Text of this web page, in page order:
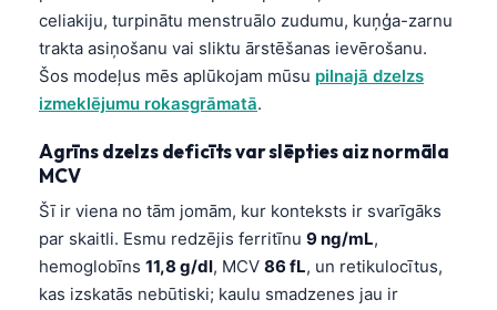
celiakiju, turpinātu menstruālo zudumu, kuņģa-zarnu
trakta asiņošanu vai sliktu ārstēšanas ievērošanu.
Šos modeļus mēs aplūkojam mūsu pilnajā dzelzs
izmeklējumu rokasgrāmatā.
Agrīns dzelzs deficīts var slēpties aiz normāla
MCV
Šī ir viena no tām jomām, kur konteksts ir svarīgāks
par skaitli. Esmu redzējis ferritīnu 9 ng/mL,
hemoglobīns 11,8 g/dl, MCV 86 fL, un retikulocītus,
kas izskatās nebūtiski; kaulu smadzenes jau ir